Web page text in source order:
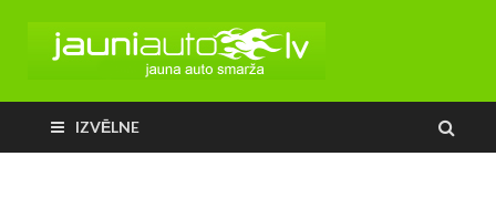
IZVĒLNE